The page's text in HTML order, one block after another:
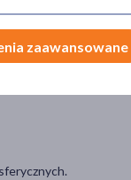
zaawansowane